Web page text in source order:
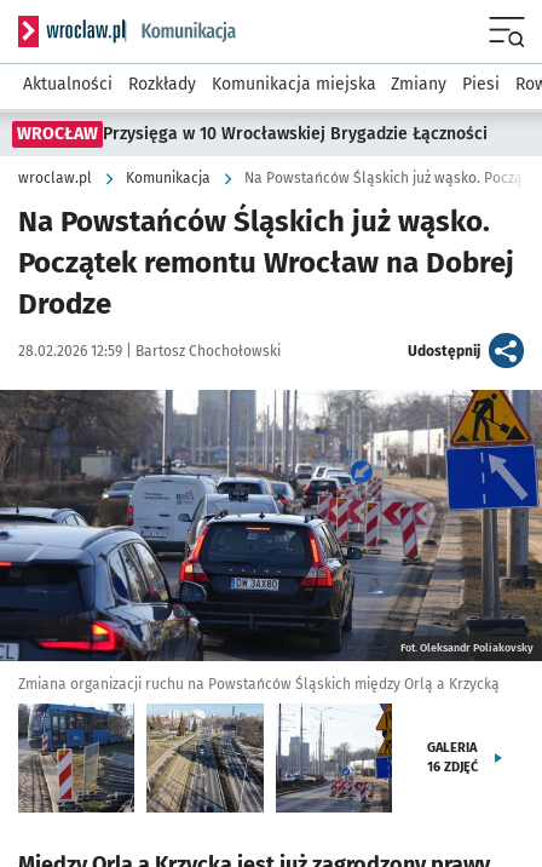
Serwis informacyjny wroclaw.pl podserwis: Komunikacja
Aktualności Rozkłady Komunikacja miejska Zmiany Piesi
WROCŁAW Przysięga w 10 Wrocławskiej Brygadzie Łączności
wroclaw.pl Komunikacja Na Powstańców Śląskich już wąsko.
Na Powstańców Śląskich już wąsko.
Początek remontu Wrocław na Dobrej
Drodze
Data publikacji:
28.02.2026 12:59 | Autor:
Bartosz Chochołowski Udostępnijartykuł
Kliknij, aby zobaczyć galerię
Fot. Oleksandr Poliakovsky
Zmiana organizacji ruchu na Powstańców Śląskich między Orlą a Krzycką
GALERIA
16 ZDJĘĆ